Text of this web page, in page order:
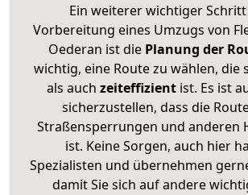
Ein weiterer wichtiger
Vorbereitung eines Umzugs von
Oederan ist die Planung der
wichtig, eine Route zu wählen, die
als auch zeiteffizientist. Es ist
sicherzustellen, dass die
Straßensperrungen und anderen
ist. Keine Sorgen, auch hier
Spezialisten und übernehmen
damit Sie sich auf andere